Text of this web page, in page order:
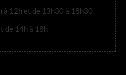
à 12h et de 13h30 à 18h30
de 14h à 18h